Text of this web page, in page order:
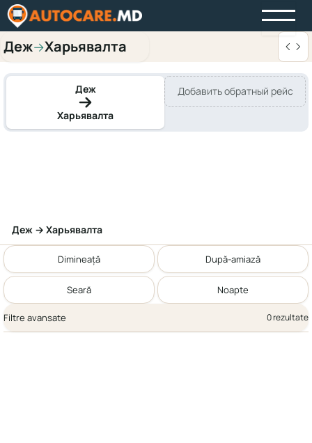
Деж→Харьявалта
Деж
Харьявалта
Добавить обратный рейс
Деж → Харьявалта
Dimineață După-amiază
Seară Noapte
Filtre avansate 0 rezultate